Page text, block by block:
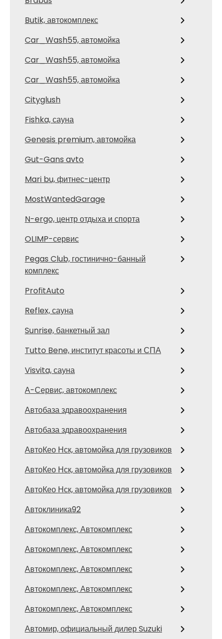
Butik, автокомплекс
Car_Wash55, автомойка
Car_Wash55, автомойка
Car_Wash55, автомойка
Cityglush
Fishka, сауна
Genesis premium, автомойка
Gut-Gans avto
Mari bu, фитнес-центр
MostWantedGarage
N-ergo, центр отдыха и спорта
OLIMP-сервис
Pegas Club, гостинично-банный
комплекс
ProfitAuto
Reflex, сауна
Sunrise, банкетный зал
Tutto Bene, институт красоты и СПА
Visvita, сауна
А-Сервис, автокомплекс
Автобаза здравоохранения
Автобаза здравоохранения
АвтоКео Нск, автомойка для грузовиков
АвтоКео Нск, автомойка для грузовиков
АвтоКео Нск, автомойка для грузовиков
Автоклиника92
Автокомплекс, Автокомплекс
Автокомплекс, Автокомплекс
Автокомплекс, Автокомплекс
Автокомплекс, Автокомплекс
Автокомплекс, Автокомплекс
Автомир, официальный дилер Suzuki